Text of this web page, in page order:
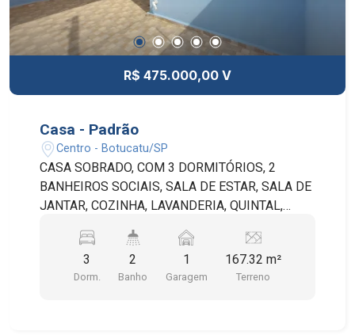
R$ 475.000,00 V
Casa - Padrão
Centro - Botucatu/SP
CASA SOBRADO, COM 3 DORMITÓRIOS, 2
BANHEIROS SOCIAIS, SALA DE ESTAR, SALA DE
JANTAR, COZINHA, LAVANDERIA, QUINTAL,
COBERTA.
3
Dorm.
2
Banho
1
Garagem
167.32 m²
Terreno